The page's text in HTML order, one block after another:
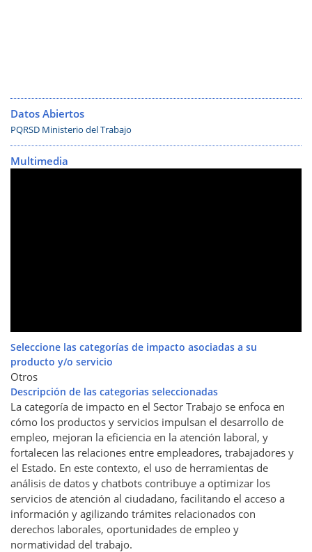
Datos Abiertos
PQRSD Ministerio del Trabajo
Multimedia
Seleccione las categorías de impacto asociadas a su
producto y/o servicio
Otros
Descripción de las categorias seleccionadas
La categoría de impacto en el Sector Trabajo se enfoca en
cómo los productos y servicios impulsan el desarrollo de
empleo, mejoran la eficiencia en la atención laboral, y
fortalecen las relaciones entre empleadores, trabajadores y
el Estado. En este contexto, el uso de herramientas de
análisis de datos y chatbots contribuye a optimizar los
servicios de atención al ciudadano, facilitando el acceso a
información y agilizando trámites relacionados con
derechos laborales, oportunidades de empleo y
normatividad del trabajo.